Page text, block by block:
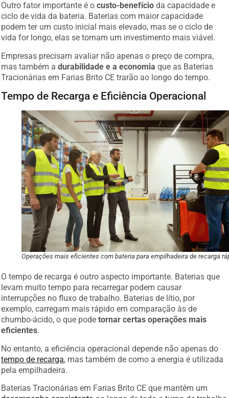
Outro fator importante é ocusto-benefício da capacidade e
ciclo de vida da bateria. Baterias com maior capacidade
podem ter um custo inicial mais elevado, mas se o ciclo de
vida for longo, elas se tornam um investimento mais viável.
Empresas precisam avaliar não apenas o preço de compra,
mas também adurabilidade e a economia que as Baterias
Tracionárias em Farias Brito CE trarão ao longo do tempo.
Tempo de Recarga e Eficiência Operacional
Operações mais eficientes com bateria para empilhadeira de recarga
O tempo de recarga é outro aspecto importante. Baterias que
levam muito tempo para recarregar podem causar
interrupções no fluxo de trabalho. Baterias de lítio, por
exemplo, carregam mais rápido em comparação às de
chumbo-ácido, o que podetornar certas operações mais
eficientes.
No entanto, a eficiência operacional depende não apenas do
tempo de recarga, mas também de como a energia é utilizada
pela empilhadeira.
Baterias Tracionárias em Farias Brito CE que mantêm um